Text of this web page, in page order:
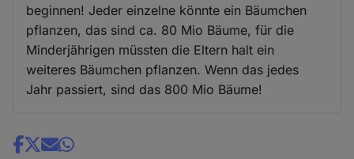
beginnen! Jeder einzelne könnte ein Bäumchen
pflanzen, das sind ca. 80 Mio Bäume, für die
Minderjährigen müssten die Eltern halt ein
weiteres Bäumchen pflanzen. Wenn das jedes
Jahr passiert, sind das 800 Mio Bäume!